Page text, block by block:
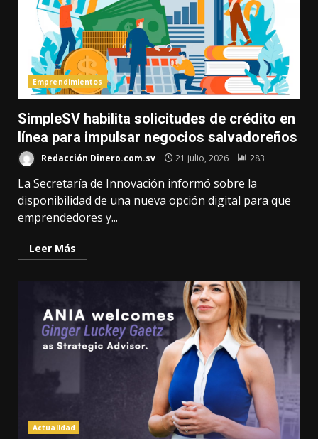
Emprendimientos
SimpleSV habilita solicitudes de crédito en
línea para impulsar negocios salvadoreños
Redacción Dinero.com.sv 21 julio, 2026 283
La Secretaría de Innovación informó sobre la
disponibilidad de una nueva opción digital para que
emprendedores y...
Leer Más
Actualidad